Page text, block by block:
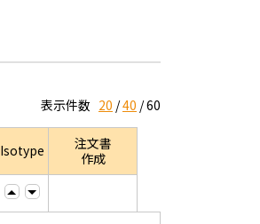
表示件数 20 40 60
Isotype
注文書
作成